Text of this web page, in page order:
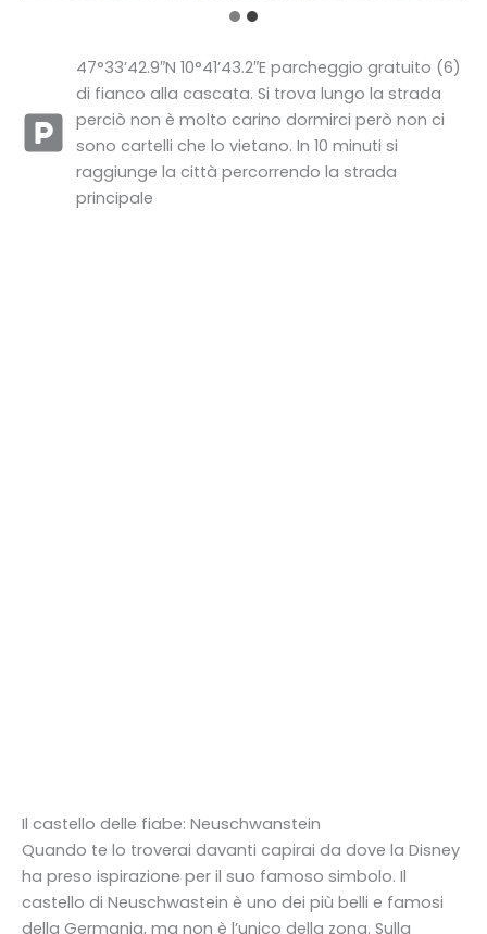
47°33’42.9″N 10°41’43.2″E parcheggio gratuito (6)
di fianco alla cascata. Si trova lungo la strada
perciò non è molto carino dormirci però non ci
sono cartelli che lo vietano. In 10 minuti si
raggiunge la città percorrendo la strada
principale
Il castello delle fiabe: Neuschwanstein
Quando te lo troverai davanti capirai da dove la Disney
ha preso ispirazione per il suo famoso simbolo. Il
castello di Neuschwastein è uno dei più belli e famosi
della Germania, ma non è l’unico della zona. Sulla